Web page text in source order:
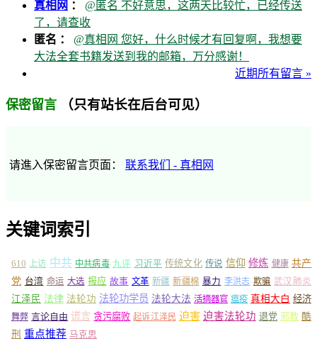
真相网 ： @匿名 不好意思，这两天比较忙，已经传送
了，请查收
匿名 ： @真相网 您好，什么时候才有回复啊，我想要
大法全套书籍发送到我的邮箱，万分感谢！
近期所有留言 »
保密留言 （只有站长在后台可见）
请進入保密留言页面： 联系我们 - 真相网
关键词索引
610 上访 中共 中共病毒 九评 习近平 传统文化 传说 信仰 修炼 健康 共产
党 台湾 命运 大选 报应 故事 文革 新疆 新疆棉 暴力 李洪志 欺骗 武汉肺炎
江泽民 法律 法轮功 法轮功学员 法轮大法 活摘器官 瘟疫 真相大白 经济
舞弊 言论自由 谎言 贪污腐败 起诉江泽民 迫害 迫害法轮功 退党 邪教 酷
刑 重点推荐 马克思